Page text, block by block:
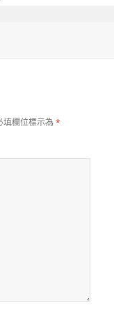
填欄位標示為*